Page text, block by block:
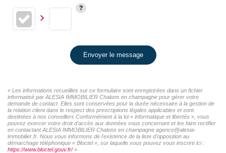
Envoyer le message
« Les informations recueillies sur ce formulaire sont enregistrées dans un fichier
informatisé par ALESIA IMMOBILIER Chalons en champagne pour gérer votre
demande de contact. Elles sont conservées pour la durée nécessaire à la gestion de
la relation client dans le respect des prescriptions légales applicables et sont
destinées à nos conseillers Conformément à la loi « informatique et libertés », vous
pouvez exercer votre droit d'accès aux données vous concernant et les faire rectifier
en contactant ALESIA IMMOBILIER Chalons en champagne agence@alesia-
immobilier.fr. Nous vous informons de l'existence de la liste d'opposition au
démarchage téléphonique « Bloctel », sur laquelle vous pouvez vous inscrire ici :
https://www.bloctel.gouv.fr/»